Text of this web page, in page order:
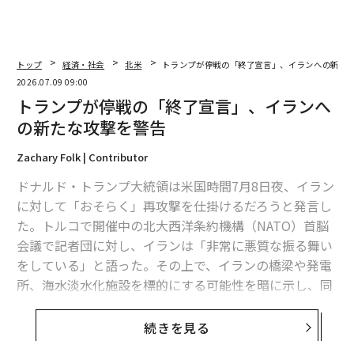
パニックはこのような形を取らない。賃金保険と資格取
得の試験事業を伴い、政治的に均衡した4州に展開され
る再教育プログラムは、崩壊に備える業界ではなく、連
合を築こうとする業界の仕事である。
数字に表れない損害
AIがすでに給与支払いを大きく削っているという主張
は、1つの数字に依拠している。しかしその数字は、一
般に語られているような意味を持たない。
Challenger, Gray & Christmas（チャレンジャー・グレイ
＆クリスマス）
によれば、雇用主がAIを理由に挙げた今年の人員削減は
8万7714人に上り、2025年通年の実績を上回った。これ
は紛れもない事実であり、衝撃的な数字だ。しかし同時
トップ 経済・社会 北米
トランプが停戦の「終了宣言」、イランへの新た
2026.07.09 09:00
トランプが停戦の「終了宣言」、イランへ
の新たな攻撃を警告
Zachary Folk | Contributor
ドナルド・トランプ大統領は米国時間7月8日夜、イラン
に対して「おそらく」再攻撃を仕掛けるだろうと発言し
た。トルコで開催中の北大西洋条約機構（NATO）首脳
会議で記者団に対し、イランは「非常に悪質な振る舞い
をしている」と語った。その上で、イランの橋梁や発電
所、海水淡水化施設を標的にする可能性を暗に示し、同
国の石油施設があるカーグ島を占領する可能性について
続きを見る